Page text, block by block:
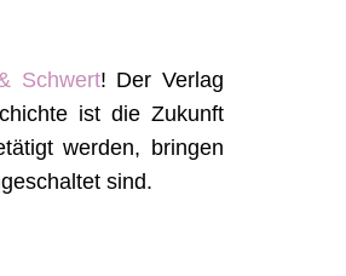
Schwert! Der Verlag
ist die Zukunft
werden, bringen
sind.